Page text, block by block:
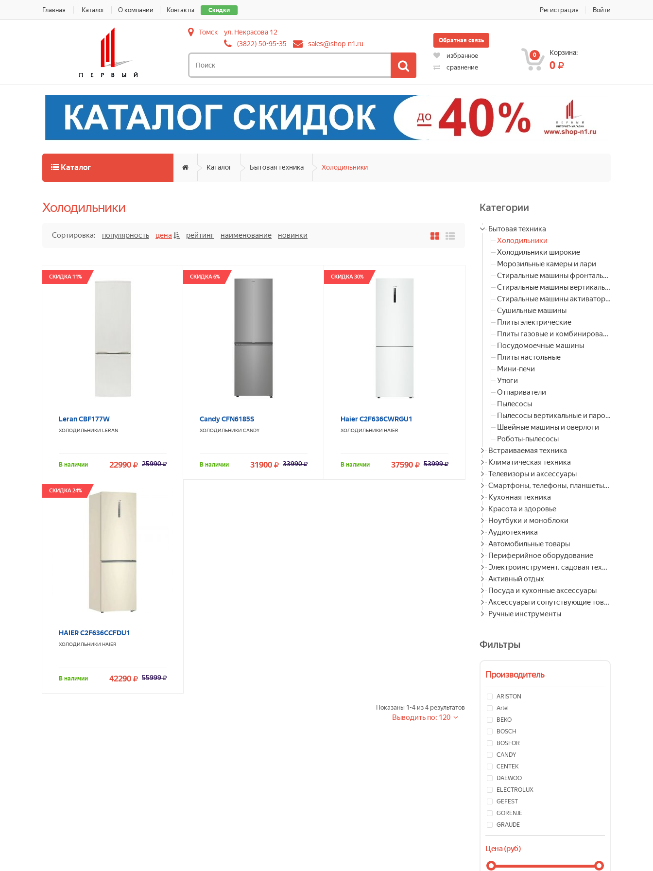
Скидки
Главная Каталог О компании Контакты Регистрация Войти
Томск
ул. Некрасова 12
(3822) 50-95-35
sales@shop-n1.ru Обратная связь
избранное
сравнение
0 Корзина:
0
Каталог Каталог Бытовая техника Холодильники
Холодильники
Сортировка: популярность цена рейтинг наименование новинки
СКИДКА 11%
Leran CBF177W
ХОЛОДИЛЬНИКИ LERAN
В наличии 22990 25990
СКИДКА 6%
Candy CFN6185S
ХОЛОДИЛЬНИКИ CANDY
В наличии 31900 33990
СКИДКА 30%
Haier C2F636CWRGU1
ХОЛОДИЛЬНИКИ HAIER
В наличии 37590 53999
СКИДКА 24%
HAIER C2F636CCFDU1
ХОЛОДИЛЬНИКИ HAIER
В наличии 42290 55999
Показаны 1-4 из 4 результатов
Выводить по: 120
Категории
Бытовая техника
Холодильники
Холодильники широкие
Морозильные камеры и лари
Стиральные машины фронтальные
Стиральные машины вертикальные
Стиральные машины активаторные
Сушильные машины
Плиты электрические
Плиты газовые и комбинированные
Посудомоечные машины
Плиты настольные
Мини-печи
Утюги
Отпариватели
Пылесосы
Пылесосы вертикальные и паровые швабры
Швейные машины и оверлоги
Роботы-пылесосы
Встраиваемая техника
Климатическая техника
Телевизоры и аксессуары
Смартфоны, телефоны, планшеты, часы
Кухонная техника
Красота и здоровье
Ноутбуки и моноблоки
Аудиотехника
Автомобильные товары
Периферийное оборудование
Электроинструмент, садовая техника
Активный отдых
Посуда и кухонные аксессуары
Аксессуары и сопутствующие товары
Ручные инструменты
Фильтры
Производитель
ARISTON
Artel
BEKO
BOSCH
BOSFOR
CANDY
CENTEK
DAEWOO
ELECTROLUX
GEFEST
GORENJE
GRAUDE
HAIER
HANSA
Цена (руб)